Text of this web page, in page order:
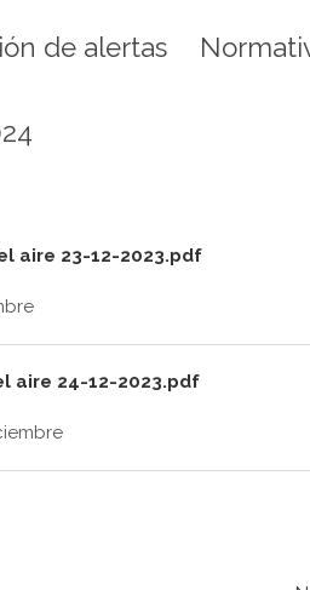
de alertas
aire 23-12-2023.pdf
aire 24-12-2023.pdf